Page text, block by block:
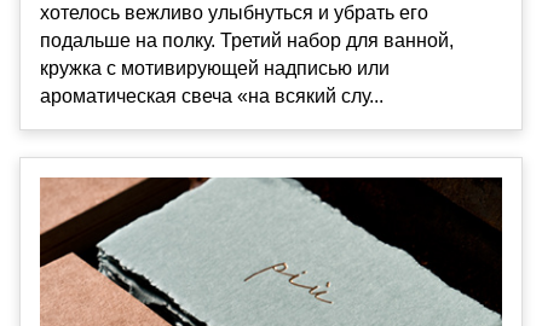
хотелось вежливо улыбнуться и убрать его
подальше на полку. Третий набор для ванной,
кружка с мотивирующей надписью или
ароматическая свеча «на всякий слу...